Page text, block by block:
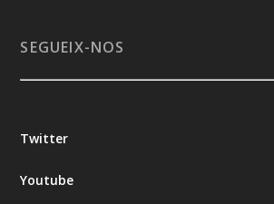
SEGUEIX-NOS
Twitter
Youtube